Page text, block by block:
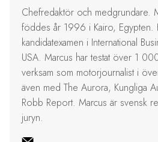
Chefredaktör och medgrundare.
föddes år 1996 i Kairo, Egypten.
kandidatexamen i International
USA. Marcus har testat över 1
verksam som motorjournalist i
även med The Aurora, Kungliga
Robb Report. Marcus är svensk
juryn.